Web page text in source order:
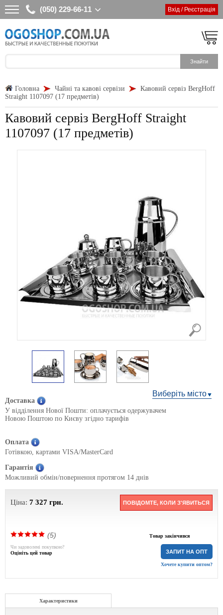
(050) 229-66-11 Вхід / Реєстрація
Головна Чайні та кавові сервізи
Кавовий сервіз BergHoff
Straight 1107097 (17 предметів)
Кавовий сервіз BergHoff Straight
1107097 (17 предметів)
Виберіть місто
Доставка
У відділення Нової Пошти: оплачується одержувачем
Новою Поштою по Києву згідно тарифів
Оплата
Готівкою, картами VISA/MasterCard
Гарантія
Можливий обмін/повернення протягом 14 днів
Ціна: 7 327 грн. ПОВІДОМТЕ, КОЛИ З'ЯВИТЬСЯ
(5) Товар закінчився
ЗАПИТ НА ОПТ
Хочете купити оптом?
Чи задоволені покупкою?
Оцініть цей товар
Характеристики